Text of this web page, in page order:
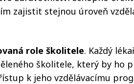
zajistit stejnou úroveň
role školitele. Každý
školitele, který by ho
k jeho vzdělávacímu